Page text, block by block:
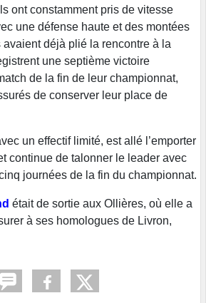
ont constamment pris de vitesse
une défense haute et des montées
déjà plié la rencontre à la
une septième victoire
de la fin de leur championnat,
de conserver leur place de
un effectif limité, est allé l’emporter
continue de talonner le leader avec
journées de la fin du championnat.
était de sortie aux Ollières, où elle a
à ses homologues de Livron,